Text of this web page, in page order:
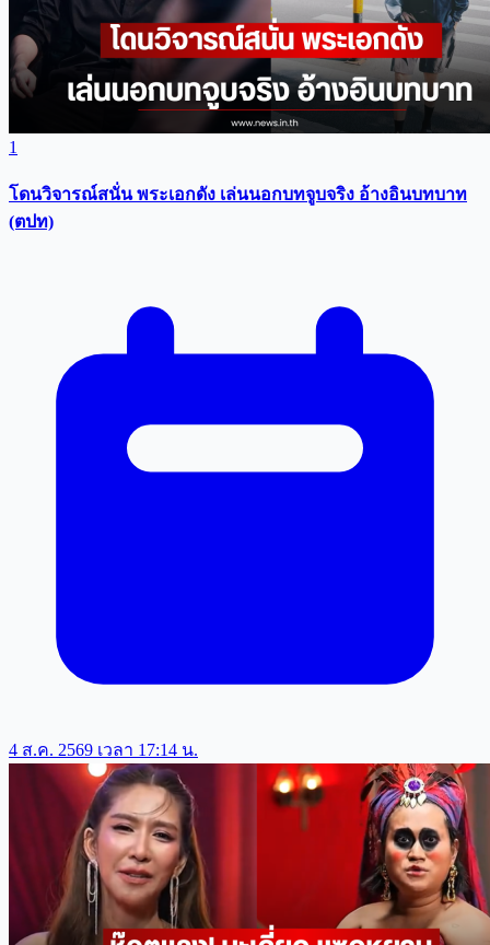
1
โดนวิจารณ์สนั่น พระเอกดัง เล่นนอกบทจูบจริง อ้างอินบทบาท
(ตปท)
4 ส.ค. 2569 เวลา 17:14 น.